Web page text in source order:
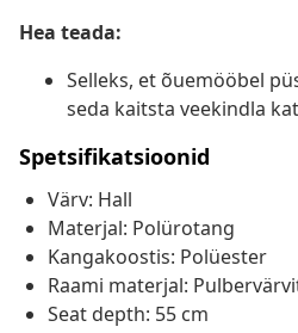
Hea teada:
Selleks, et õuemööbel
seda kaitsta veekindla
Spetsifikatsioonid
Värv: Hall
Materjal: Polürotang
Kangakoostis: Polüester
Raami materjal:
Seat depth: 55 cm